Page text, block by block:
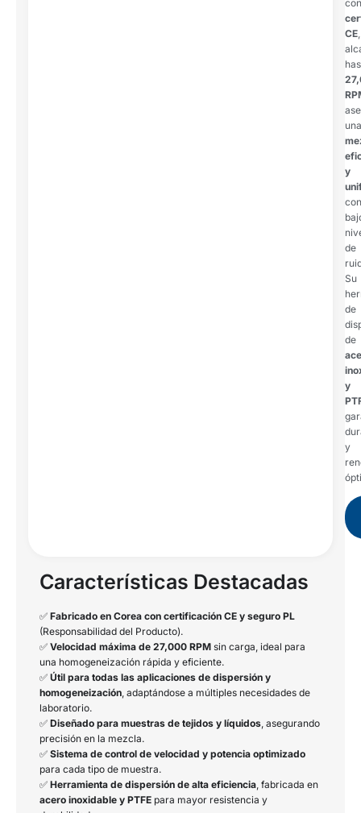
con
CE
una
y
con
de
Su
de
de
y
y
Características Destacadas
✅Fabricado en Corea con certificación CE y seguro PL
(Responsabilidad del Producto).
✅Velocidad máxima de 27,000 RPM sin carga, ideal para
una homogeneización rápida y eficiente.
✅Útil para todas las aplicaciones de dispersión y
homogeneización, adaptándose a múltiples necesidades de
laboratorio.
✅Diseñado para muestras de tejidos y líquidos, asegurando
precisión en la mezcla.
✅Sistema de control de velocidad y potencia optimizado
para cada tipo de muestra.
✅Herramienta de dispersión de alta eficiencia, fabricada en
acero inoxidable y PTFE para mayor resistencia y